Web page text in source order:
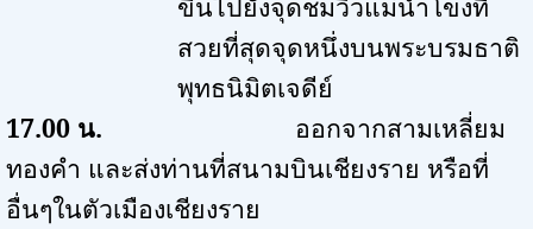
สวยที่สุดจุดหนึ่งบนพระบรมธาติ
พุทธนิมิตเจดีย์
17.00 น.
ออกจากสามเหลี่ยม
ทองคำ และส่งท่านที่สนามบินเชียงราย หรือที่
อื่นๆในตัวเมืองเชียงราย